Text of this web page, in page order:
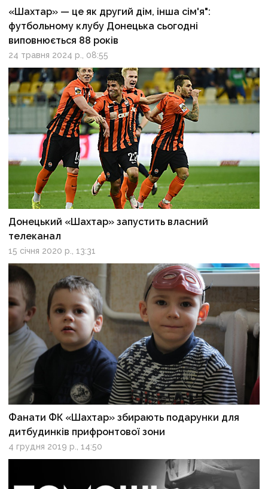
«Шахтар» — це як другий дім, інша сім'я":
футбольному клубу Донецька сьогодні
виповнюється 88 років
24 травня 2024 р., 08:55
Донецький «Шахтар» запустить власний
телеканал
15 січня 2020 р., 13:31
Фанати ФК «Шахтар» збирають подарунки для
дитбудинків прифронтової зони
4 грудня 2019 р., 14:50